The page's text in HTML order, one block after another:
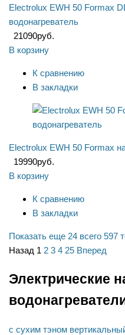
Electrolux EWH 50 Formax
водонагреватель
21090руб.
В корзину
К сравнению
В закладки
Electrolux EWH 50 Formax
19990руб.
В корзину
К сравнению
В закладки
Показать еще 24 всего 597
Назад 1 2 3 4 25 Вперед
Электрические
с сухим тэном